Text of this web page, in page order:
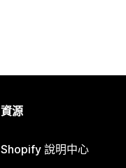
資源
Shopify 說明中心